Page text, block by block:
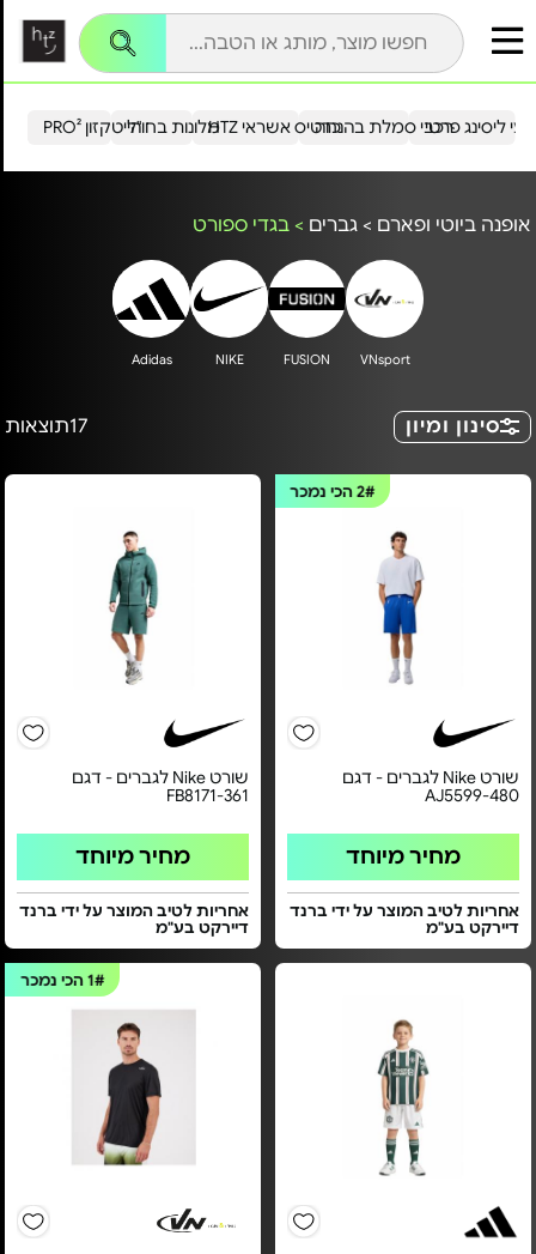
הייטקזון PRO²מלונות בחו"ל כרטיס אשראי HTZ ליסינג פרטירכבי סמלת בהנחה
אופנה ביוטי ופארם > גברים > בגדי ספורט
VNsport
FUSION
NIKE
Adidas
סינון ומיון 17תוצאות
2#הכי נמכר
שורט Nike לגברים - דגם
AJ5599-480
מחיר מיוחד
אחריות לטיב המוצר על ידי ברנד
דיירקט בע"מ
שורט Nike לגברים - דגם
FB8171-361
מחיר מיוחד
אחריות לטיב המוצר על ידי ברנד
דיירקט בע"מ
1#הכי נמכר